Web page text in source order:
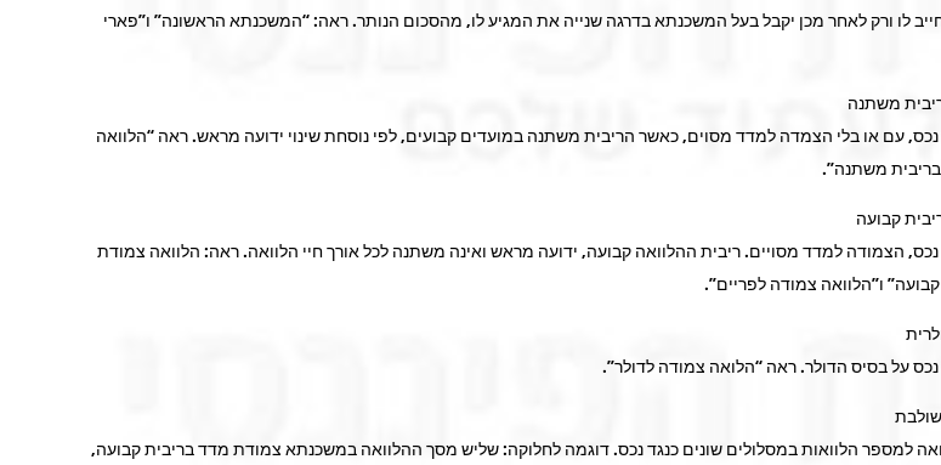
לו ורק לאחר מכן יקבל בעל המשכנתא בדרגה שנייה את המגיע לו, מהסכום הנותר. ראה: “המשכנתא הראשונה” ו”פארי
משתנה
נכס, עם או בלי הצמדה למדד מסוים, כאשר הריבית משתנה במועדים קבועים, לפי נוסחת שינוי ידועה מראש. ראה “הלוואה
משתנה”.
קבועה
נכס, הצמודה למדד מסויים. ריבית ההלוואה קבועה, ידועה מראש ואינה משתנה לכל אורך חיי הלוואה. ראה: הלוואה צמודת
ו”הלוואה צמודה לפריים”.
נכס על בסיס הדולר. ראה “הלואה צמודה לדולר”.
למספר הלוואות במסלולים שונים כנגד נכס. דוגמה לחלוקה: שליש מסך ההלוואה במשכנתא צמודת מדד בריבית קבועה,